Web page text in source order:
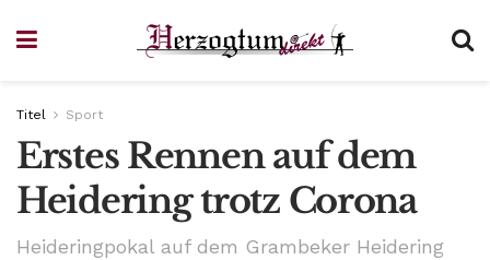
Titel Sport
Erstes Rennen auf dem
Heidering trotz Corona
Heideringpokal auf dem Grambeker Heidering